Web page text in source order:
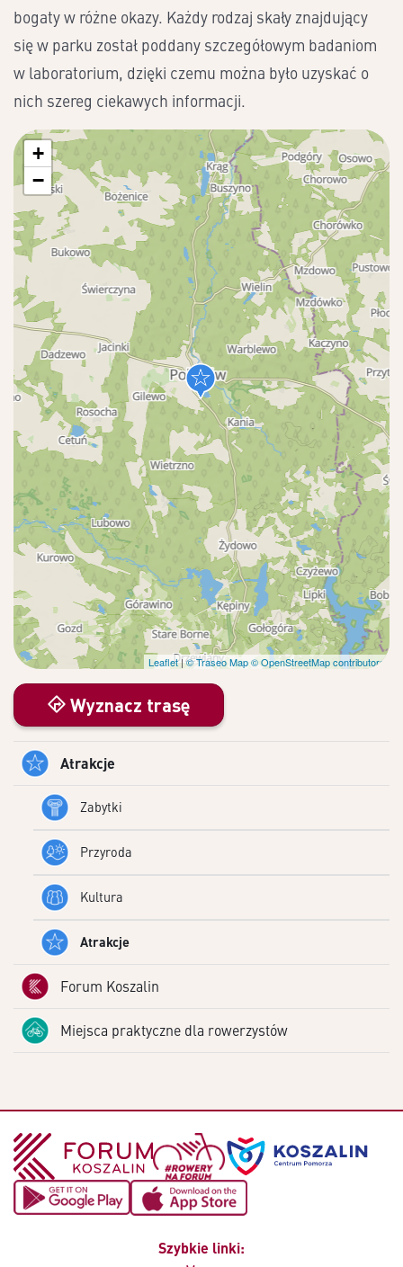
bogaty w różne okazy. Każdy rodzaj skały znajdujący
się w parku został poddany szczegółowym badaniom
w laboratorium, dzięki czemu można było uzyskać o
nich szereg ciekawych informacji.
+
−
Leaflet|© Traseo Map© OpenStreetMap contributors
Wyznacz trasę
Atrakcje
Zabytki
Przyroda
Kultura
Atrakcje
Forum Koszalin
Miejsca praktyczne dla rowerzystów
Szybkie linki: